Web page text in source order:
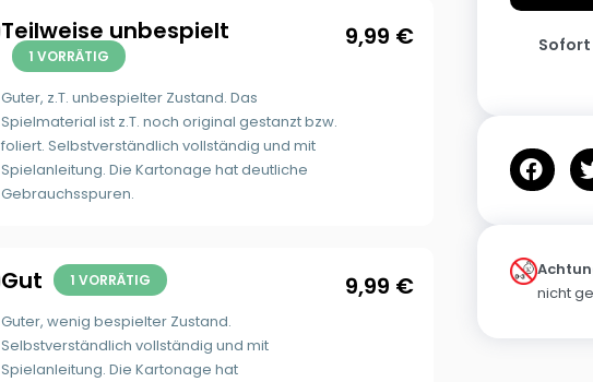
Teilweise unbespielt
1 VORRÄTIG
Guter, z.T. unbespielter Zustand. Das
Spielmaterial ist z.T. noch original gestanzt bzw.
foliert. Selbstverständlich vollständig und mit
Spielanleitung. Die Kartonage hat deutliche
Gebrauchsspuren.
9,99 €
Gut 1 VORRÄTIG
Guter, wenig bespielter Zustand.
Selbstverständlich vollständig und mit
Spielanleitung. Die Kartonage hat
9,99 €
nicht